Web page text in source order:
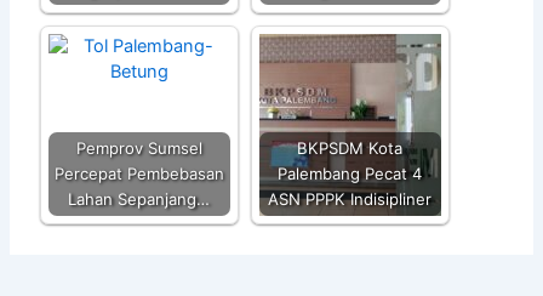
Pemprov Sumsel
Percepat Pembebasan
Lahan Sepanjang…
BKPSDM Kota
Palembang Pecat 4
ASN PPPK Indisipliner